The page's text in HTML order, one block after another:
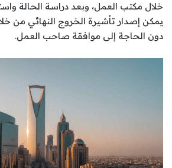
خلال مكتب العمل، وبعد دراسة الحالة
يمكن إصدار تأشيرة الخروج النهائي من
دون الحاجة إلى موافقة صاحب العمل.